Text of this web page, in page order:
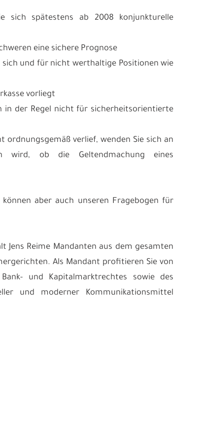
spätestens ab 2008 konjunkturelle
eine sichere Prognose
und für nicht werthaltige Positionen wie
vorliegt
in der Regel nicht für sicherheitsorientierte
ordnungsgemäß verlief, wenden Sie sich an
wird, ob die Geltendmachung eines
aber auch unseren Fragebogen für
Reime Mandanten aus dem gesamten
Als Mandant profitieren Sie von
und Kapitalmarktrechtes sowie des
und moderner Kommunikationsmittel